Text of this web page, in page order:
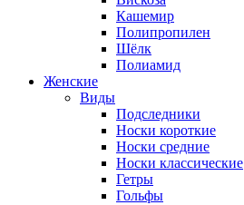
Кашемир
Полипропилен
Шёлк
Полиамид
Женские
Виды
Подследники
Носки короткие
Носки средние
Носки классические
Гетры
Гольфы